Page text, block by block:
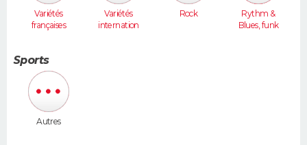
Variétés
françaises
Variétés
internation
Rock
Rythm &
Blues, funk
Sports
Autres